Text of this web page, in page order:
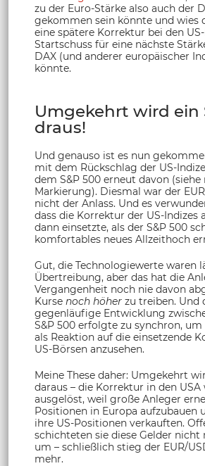
zu der Euro-Stärke also auch der
gekommen sein könnte und wies
eine spätere Korrektur bei den
Startschuss für eine nächste
DAX (und anderer europäischer
könnte.
Umgekehrt wird ein
draus!
Und genauso ist es nun
mit dem Rückschlag der US-
dem S&P 500 erneut davon
Markierung). Diesmal war der
nicht der Anlass. Und es
dass die Korrektur der US-Indizes
dann einsetzte, als der S&P 500
komfortables neues Allzeithoch
Gut, die Technologiewerte waren
Übertreibung, aber das hat die
Vergangenheit noch nie davon
Kurse noch höher zu treiben. Und
gegenläufige Entwicklung
S&P 500 erfolgte zu synchron, um
als Reaktion auf die einsetzende
US-Börsen anzusehen.
Meine These daher: Umgekehrt
daraus – die Korrektur in den USA
ausgelöst, weil große Anleger
Positionen in Europa aufzubauen
ihre US-Positionen verkauften.
schichteten sie diese Gelder nicht
um – schließlich stieg der EUR/
mehr.